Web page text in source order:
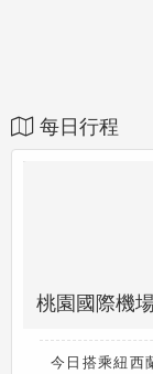
每日行程
桃園國際機
今日搭乘紐西